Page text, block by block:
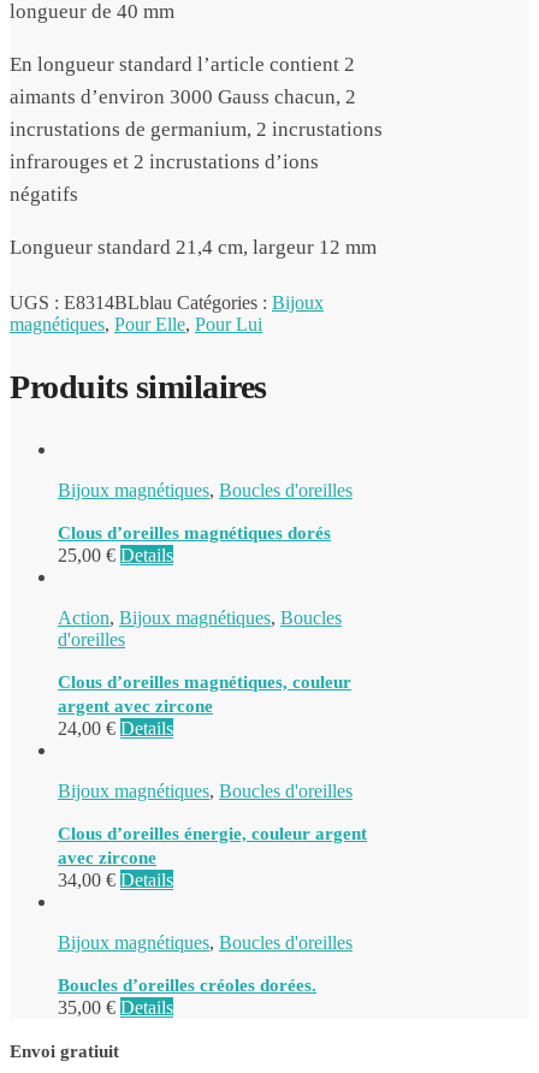
longueur de 40 mm
En longueur standard l’article contient 2
aimants d’environ 3000 Gauss chacun, 2
incrustations de germanium, 2 incrustations
infrarouges et 2 incrustations d’ions
négatifs
Longueur standard 21,4 cm, largeur 12 mm
UGS : E8314BLblau Catégories : Bijoux
magnétiques, Pour Elle, Pour Lui
Produits similaires
Bijoux magnétiques, Boucles d'oreilles
Clous d’oreilles magnétiques dorés
25,00 € Details
Action, Bijoux magnétiques, Boucles
d'oreilles
Clous d’oreilles magnétiques, couleur
argent avec zircone
24,00 € Details
Bijoux magnétiques, Boucles d'oreilles
Clous d’oreilles énergie, couleur argent
avec zircone
34,00 € Details
Bijoux magnétiques, Boucles d'oreilles
Boucles d’oreilles créoles dorées.
35,00 € Details
Envoi gratiuit